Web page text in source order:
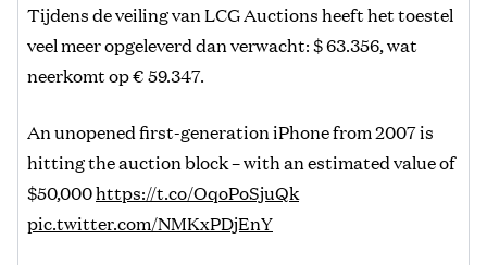
Tijdens de veiling van LCG Auctions heeft het toestel
veel meer opgeleverd dan verwacht: $ 63.356, wat
neerkomt op € 59.347.
An unopened first-generation iPhone from 2007 is
hitting the auction block – with an estimated value of
$50,000https://t.co/OqoPoSjuQk
pic.twitter.com/NMKxPDjEnY